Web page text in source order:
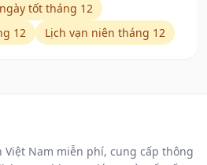
tốt tháng 12
12
Lịch vạn niên tháng 12
Nam miễn phí, cung cấp thông